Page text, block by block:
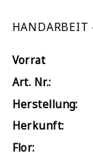
HANDARBEIT
Vorrat
Art. Nr.:
Herstellung:
Herkunft:
Flor: